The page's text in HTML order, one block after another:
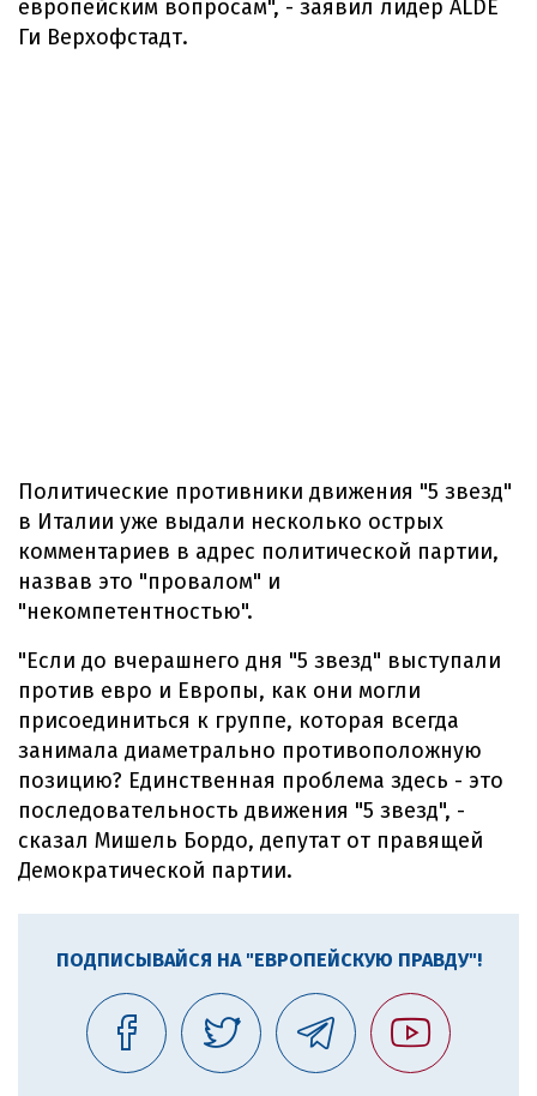
европейским вопросам", - заявил лидер ALDE
Ги Верхофстадт.
Политические противники движения "5 звезд"
в Италии уже выдали несколько острых
комментариев в адрес политической партии,
назвав это "провалом" и
"некомпетентностью".
"Если до вчерашнего дня "5 звезд" выступали
против евро и Европы, как они могли
присоединиться к группе, которая всегда
занимала диаметрально противоположную
позицию? Единственная проблема здесь - это
последовательность движения "5 звезд", -
сказал Мишель Бордо, депутат от правящей
Демократической партии.
ПОДПИСЫВАЙСЯ НА "ЕВРОПЕЙСКУЮ ПРАВДУ"!